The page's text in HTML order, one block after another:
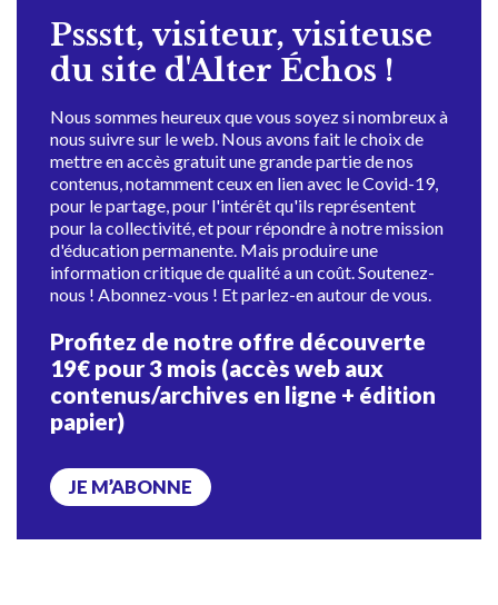
Pssstt, visiteur, visiteuse
du site d'Alter Échos !
Nous sommes heureux que vous soyez si nombreux à
nous suivre sur le web. Nous avons fait le choix de
mettre en accès gratuit une grande partie de nos
contenus, notamment ceux en lien avec le Covid-19,
pour le partage, pour l'intérêt qu'ils représentent
pour la collectivité, et pour répondre à notre mission
d'éducation permanente. Mais produire une
information critique de qualité a un coût. Soutenez-
nous ! Abonnez-vous ! Et parlez-en autour de vous.
Profitez de notre offre découverte
19€ pour 3 mois (accès web aux
contenus/archives en ligne + édition
papier)
JE M’ABONNE